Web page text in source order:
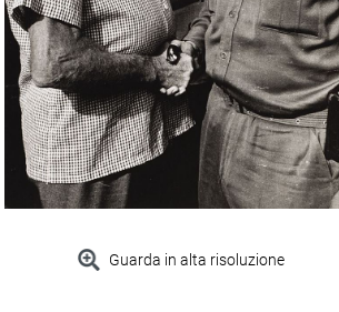
Guarda in alta risoluzione